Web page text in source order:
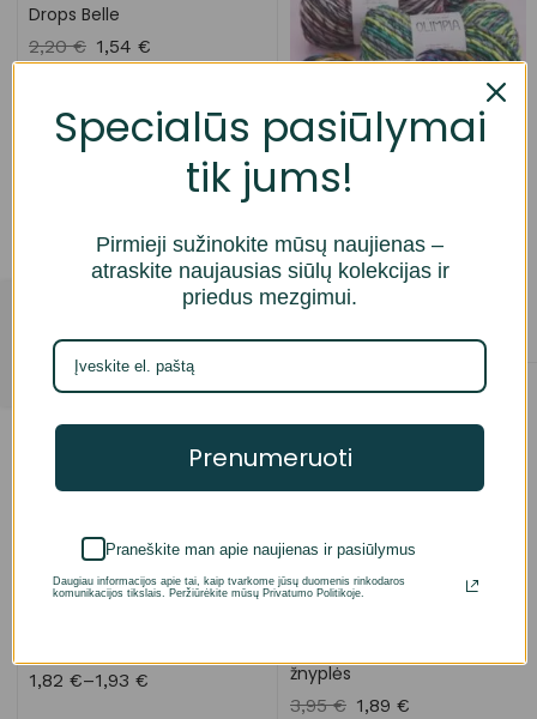
Drops Belle
2,20€ 1,54 €
Pasirinkti savybes
3,20 € 1,60€
Pasirinkti savybes
1,82 €–1,93 €
žnyplės
3,95€ 1,89 €
Specialūs pasiūlymai
tik jums!
Pirmieji sužinokite mūsų naujienas –
atraskite naujausias siūlų kolekcijas ir
priedus mezgimui.
Prenumeruoti
Praneškite man apie naujienas ir pasiūlymus
Daugiau informacijos apie tai, kaip tvarkome jūsų duomenis rinkodaros
komunikacijos tikslais. Peržiūrėkite mūsų Privatumo Politikoje.